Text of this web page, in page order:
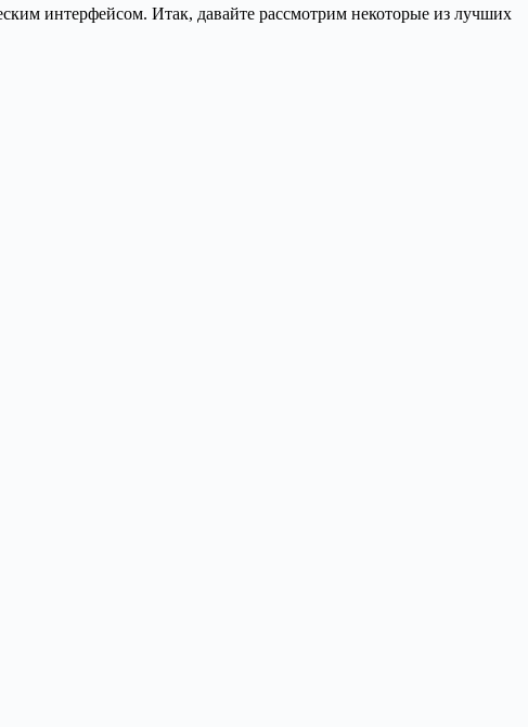
интерфейсом. Итак, давайте рассмотрим некоторые из лучших